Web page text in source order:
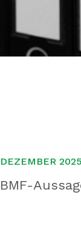
DEZEMBER 2025
BMF-